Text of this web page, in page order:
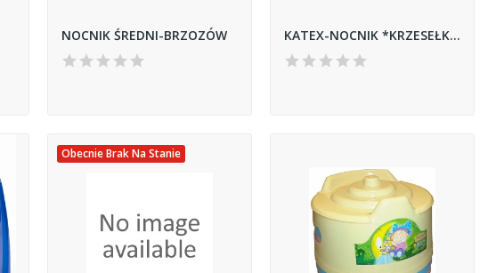
NOCNIK ŚREDNI-BRZOZÓW KATEX-NOCNIK *KRZESEŁKO* SAFARI/MOTYW
Obecnie Brak Na Stanie